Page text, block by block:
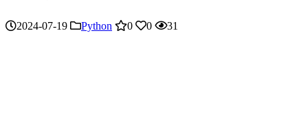
2024-07-19 Python 0 0 31